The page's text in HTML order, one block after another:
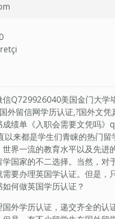
信Q729926040美国金门大
外留信网学历认证,?国外文凭
成绩单《入职会需要文凭吗》
来都是学生们青睐的热门留
界一流的教育水平以及先进
国家的不二选择。当然，对
要办理英国学认证。但是，
何做英国学历认证？
外学历认证，递交齐全的认